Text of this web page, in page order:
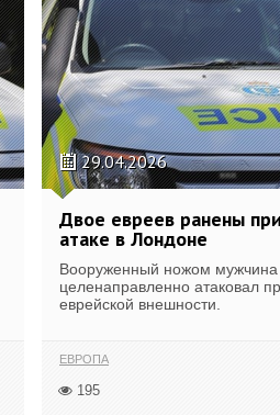
29.04.2026
Двое евреев ранены
атаке в Лондоне
Вооруженный ножом мужчина
целенаправленно атаковал
еврейской внешности.
ЕВРОПА
195